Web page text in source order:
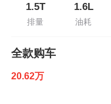
1.5T
排量
1.6L
油耗
全款购车
20.62万